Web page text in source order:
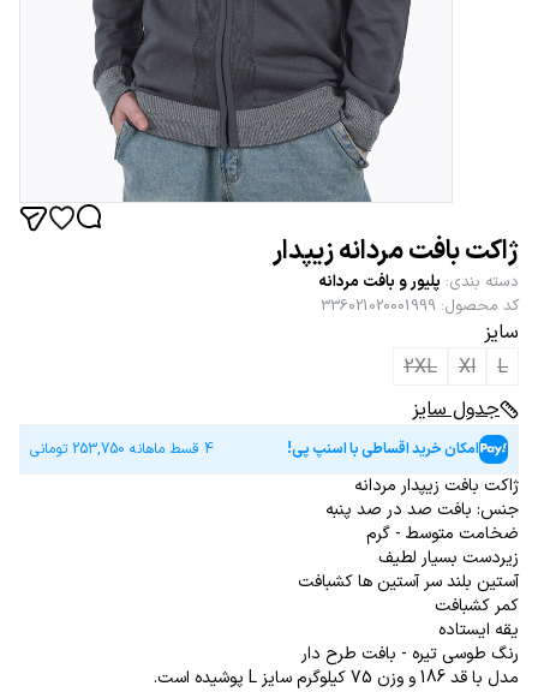
ژاکت بافت مردانه زیپدار
دسته بندی: پلیور و بافت مردانه
کد محصول:
336021020001999
سایز
L
Xl
2XL
جدول سایز
امکان خرید اقساطی با اسنپ پی! 4 قسط ماهانه 253,750 تومانی
ژاکت بافت زیپدار مردانه
جنس: بافت صد در صد پنبه
ضخامت متوسط - گرم
زیردست بسیار لطیف
آستین بلند سر آستین ها کشبافت
کمر کشبافت
یقه ایستاده
رنگ طوسی تیره - بافت طرح دار
مدل با قد 186 و وزن 75 کیلوگرم سایز L پوشیده است.